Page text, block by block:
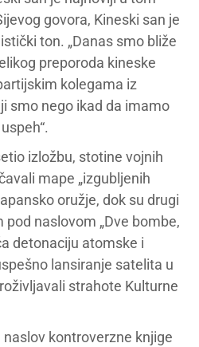
govora, Kineski san je
ton. „Danas smo bliže
preporoda kineske
kolegama iz
smo nego ikad da imamo
izložbu, stotine vojnih
mape „izgubljenih
oružje, dok su drugi
naslovom „Dve bombe,
detonaciju atomske i
lansiranje satelita u
strahote Kulturne
kontroverzne knjige